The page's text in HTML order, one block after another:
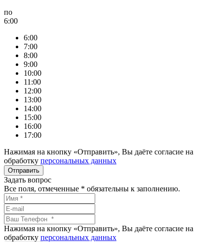
по
6:00
6:00
7:00
8:00
9:00
10:00
11:00
12:00
13:00
14:00
15:00
16:00
17:00
Нажимая на кнопку «Отправить», Вы даёте согласие на
обработку персональных данных
Задать вопрос
Все поля, отмеченные * обязательны к заполнению.
Нажимая на кнопку «Отправить», Вы даёте согласие на
обработку персональных данных